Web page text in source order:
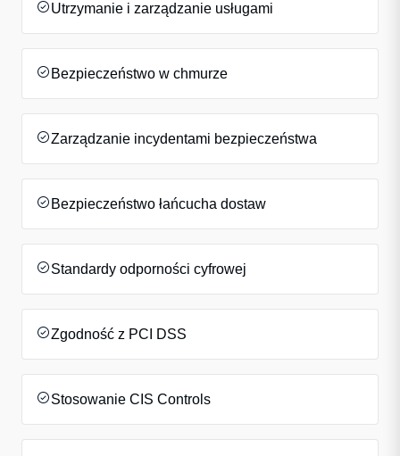
Utrzymanie i zarządzanie usługami
Bezpieczeństwo w chmurze
Zarządzanie incydentami bezpieczeństwa
Bezpieczeństwo łańcucha dostaw
Standardy odporności cyfrowej
Zgodność z PCI DSS
Stosowanie CIS Controls